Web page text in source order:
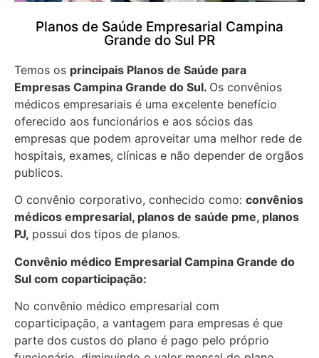
Planos de Saúde Empresarial Campina
Grande do Sul PR
Temos os principais Planos de Saúde para
Empresas Campina Grande do Sul. Os convênios
médicos empresariais é uma excelente benefício
oferecido aos funcionários e aos sócios das
empresas que podem aproveitar uma melhor rede de
hospitais, exames, clínicas e não depender de orgãos
publicos.
O convênio corporativo, conhecido como: convênios
médicos empresarial, planos de saúde pme, planos
PJ, possui dos tipos de planos.
Convênio médico Empresarial Campina Grande do
Sul com coparticipação:
No convênio médico empresarial com
coparticipação, a vantagem para empresas é que
parte dos custos do plano é pago pelo próprio